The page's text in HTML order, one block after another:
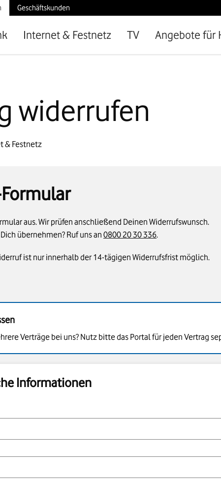
Internet & Festnetz TV Angebote für
Geschäftskunden
widerrufen
& Festnetz
aus. Wir prüfen anschließend Deinen Widerrufswunsch.
übernehmen? Ruf uns an 0800 20 30 336.
ist nur innerhalb der 14-tägigen Widerrufsfrist möglich.
Verträge bei uns? Nutz bitte das Portal für jeden Vertrag
Informationen